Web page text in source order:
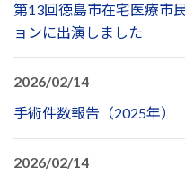
第13回徳島市在宅医療市
ョンに出演しました
2026/02/14
手術件数報告（2025年）
2026/02/14